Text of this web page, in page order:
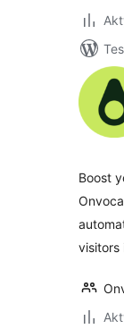
Boost
visitors